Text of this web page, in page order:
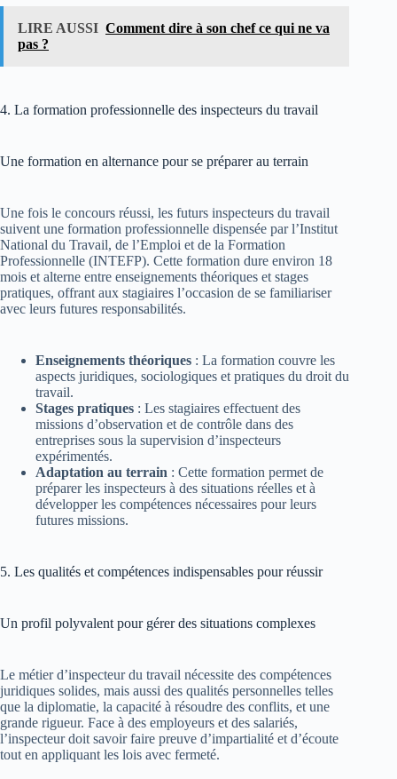
LIRE AUSSI Comment dire à son chef ce qui ne va
pas ?
4. La formation professionnelle des inspecteurs du travail
Une formation en alternance pour se préparer au terrain
Une fois le concours réussi, les futurs inspecteurs du travail
suivent une formation professionnelle dispensée par l’Institut
National du Travail, de l’Emploi et de la Formation
Professionnelle (INTEFP). Cette formation dure environ 18
mois et alterne entre enseignements théoriques et stages
pratiques, offrant aux stagiaires l’occasion de se familiariser
avec leurs futures responsabilités.
Enseignements théoriques : La formation couvre les
aspects juridiques, sociologiques et pratiques du droit du
travail.
Stages pratiques : Les stagiaires effectuent des
missions d’observation et de contrôle dans des
entreprises sous la supervision d’inspecteurs
expérimentés.
Adaptation au terrain : Cette formation permet de
préparer les inspecteurs à des situations réelles et à
développer les compétences nécessaires pour leurs
futures missions.
5. Les qualités et compétences indispensables pour réussir
Un profil polyvalent pour gérer des situations complexes
Le métier d’inspecteur du travail nécessite des compétences
juridiques solides, mais aussi des qualités personnelles telles
que la diplomatie, la capacité à résoudre des conflits, et une
grande rigueur. Face à des employeurs et des salariés,
l’inspecteur doit savoir faire preuve d’impartialité et d’écoute
tout en appliquant les lois avec fermeté.